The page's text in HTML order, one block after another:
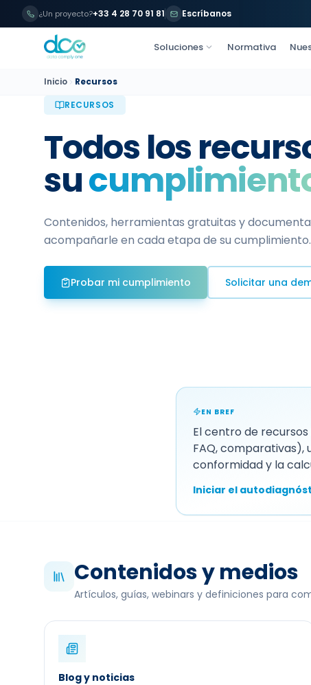
¿Un proyecto?+33 4 28 70 91 81 Escríbanos
Soluciones Normativa
Inicio
Recursos
RECURSOS
Todos los
su
Contenidos, herramientas gratuitas y
acompañarle en cada etapa de su cumplimiento.
Probar mi cumplimiento Solicitar una
EN BREF
El centro de
FAQ,
conformidad y la
Iniciar el
Contenidos y medios
Artículos, guías, webinars y definiciones para
Blog y noticias